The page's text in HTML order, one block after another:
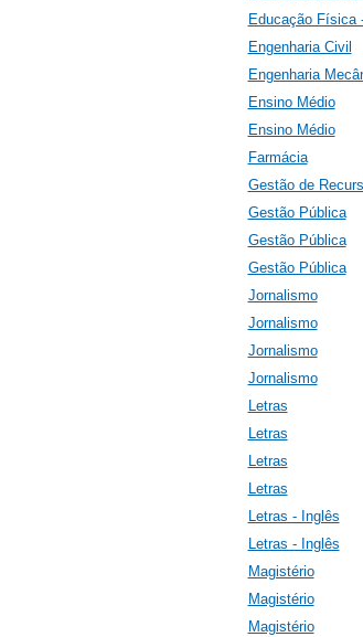
Educação Física
Engenharia Civil
Engenharia
Ensino Médio
Ensino Médio
Farmácia
Gestão de
Gestão Pública
Gestão Pública
Gestão Pública
Jornalismo
Jornalismo
Jornalismo
Jornalismo
Letras
Letras
Letras
Letras
Letras - Inglês
Letras - Inglês
Magistério
Magistério
Magistério